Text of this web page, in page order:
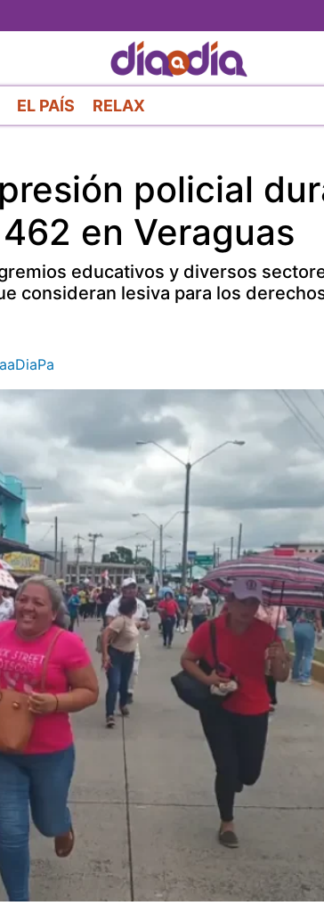
al
contenido
principal
EL PAÍS RELAX
policial
en Veraguas
educativos y diversos
consideran lesiva para los